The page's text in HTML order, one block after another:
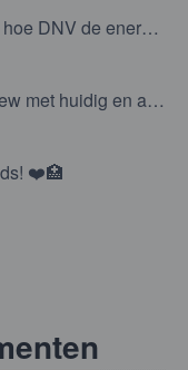
Van aardgas naar waterstof: hoe DNV de energietransitie niet overlaat aan het toeval
Wissel van de wacht: interview met huidig en aspirant bestuur!
❤️🏥